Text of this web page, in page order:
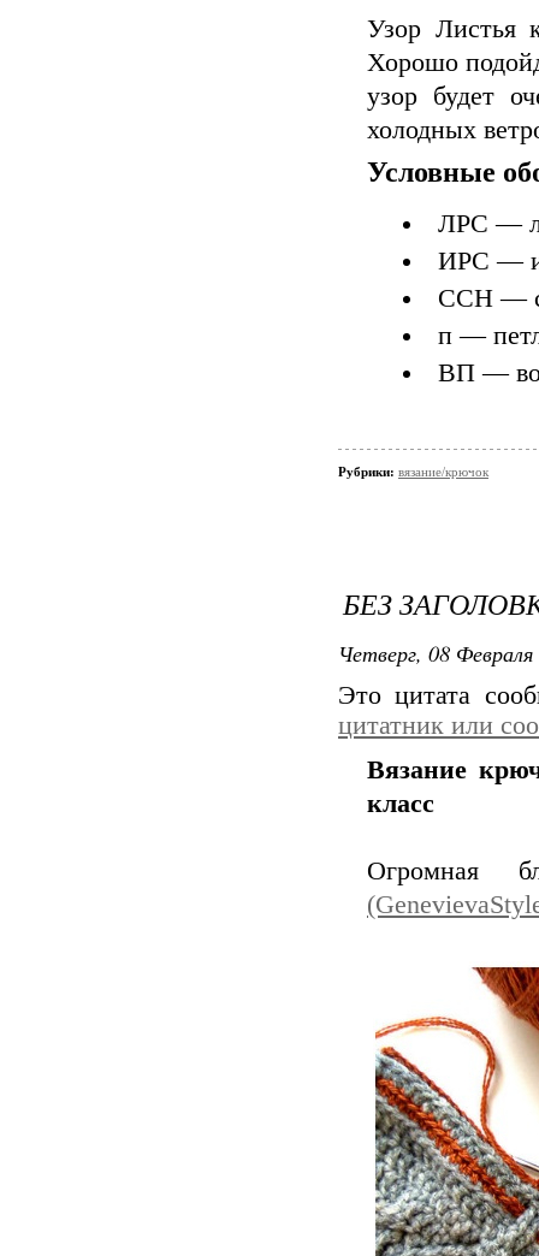
Узор Листья
Хорошо
узор будет
холодных
Условные
ЛРС —
ИРС —
ССН —
п —
ВП —
Рубрики: вязание/крючок
БЕЗ
Четверг, 08
Это цитата
цитатник или
Вязание
класс
Огромная